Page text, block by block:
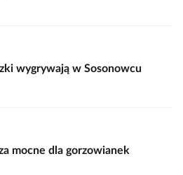
wygrywają w Sosonowcu
mocne dla gorzowianek